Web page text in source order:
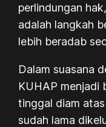
perlindungan
adalah langkah
lebih beradab
Dalam suasana
KUHAP menjadi
tinggal diam
sudah lama